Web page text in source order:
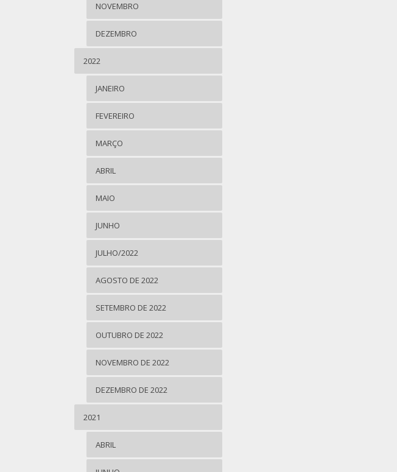
NOVEMBRO
DEZEMBRO
2022
JANEIRO
FEVEREIRO
MARÇO
ABRIL
MAIO
JUNHO
JULHO/2022
AGOSTO DE 2022
SETEMBRO DE 2022
OUTUBRO DE 2022
NOVEMBRO DE 2022
DEZEMBRO DE 2022
2021
ABRIL